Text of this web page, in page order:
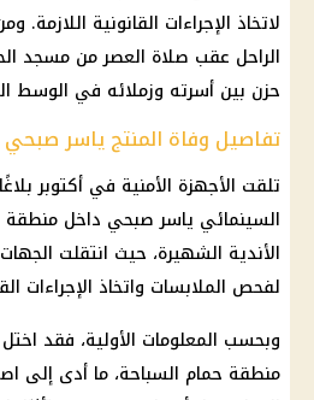
لاتخاذ الإجراءات القانونية اللازمة.
الراحل عقب صلاة العصر من مسجد
حزن بين أسرته وزملائه في الوسط
تفاصيل وفاة المنتج ياسر صبحي
تلقت الأجهزة الأمنية في أكتوبر
السينمائي ياسر صبحي داخل منطقة
الأندية الشهيرة، حيث انتقلت
لفحص الملابسات واتخاذ الإجراءات
وبحسب المعلومات الأولية، فقد اختل
منطقة حمام السباحة، ما أدى إلى